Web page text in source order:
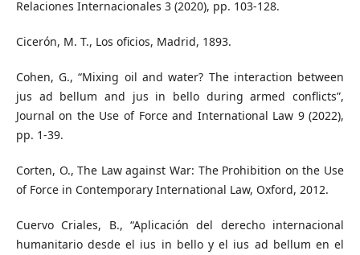
Relaciones Internacionales 3 (2020), pp. 103-128.
Cicerón, M. T., Los oficios, Madrid, 1893.
Cohen, G., “Mixing oil and water? The interaction between
jus ad bellum and jus in bello during armed conflicts”,
Journal on the Use of Force and International Law 9 (2022),
pp. 1-39.
Corten, O., The Law against War: The Prohibition on the Use
of Force in Contemporary International Law, Oxford, 2012.
Cuervo Criales, B., “Aplicación del derecho internacional
humanitario desde el ius in bello y el ius ad bellum en el